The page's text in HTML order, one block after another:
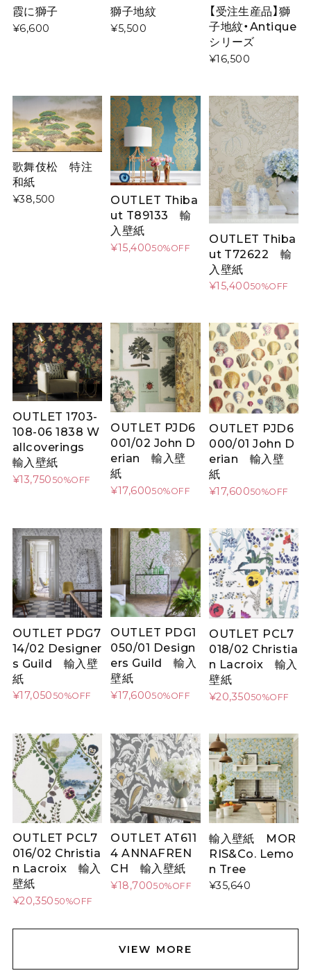
霞に獅子
¥6,600
獅子地紋
¥5,500
【受注生産品】獅
子地紋・Antique
シリーズ
¥16,500
歌舞伎松 特注
和紙
¥38,500
OUTLET Thiba
ut T89133 輸
入壁紙
¥15,40050%OFF
OUTLET Thiba
ut T72622 輸
入壁紙
¥15,40050%OFF
OUTLET 1703-
108-06 1838 W
allcoverings
輸入壁紙
¥13,75050%OFF
OUTLET PJD6
001/02 John D
erian 輸入壁
紙
¥17,60050%OFF
OUTLET PJD6
000/01 John D
erian 輸入壁
紙
¥17,60050%OFF
OUTLET PDG7
14/02 Designer
s Guild 輸入壁
紙
¥17,05050%OFF
OUTLET PDG1
050/01 Design
ers Guild 輸入
壁紙
¥17,60050%OFF
OUTLET PCL7
018/02 Christia
n Lacroix 輸入
壁紙
¥20,35050%OFF
OUTLET PCL7
016/02 Christia
n Lacroix 輸入
壁紙
¥20,35050%OFF
OUTLET AT611
4 ANNAFREN
CH 輸入壁紙
¥18,70050%OFF
輸入壁紙 MOR
RIS&Co. Lemo
n Tree
¥35,640
VIEW MORE